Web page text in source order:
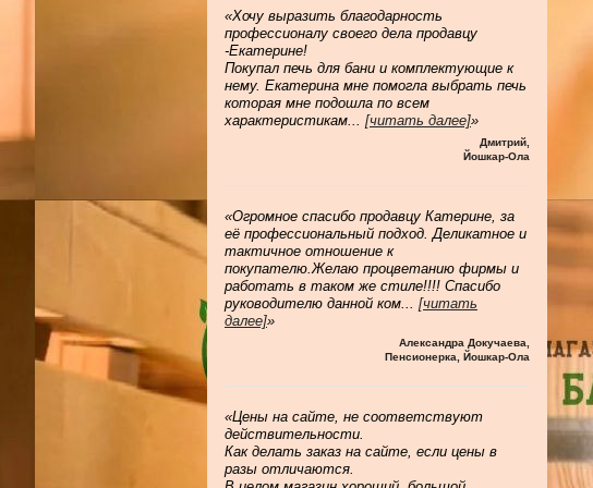
«Хочу выразить благодарность
профессионалу своего дела продавцу
-Екатерине!
Покупал печь для бани и комплектующие к
нему. Екатерина мне помогла выбрать печь
которая мне подошла по всем
характеристикам
[читать далее]»
Дмитрий
Йошкар-Ола
«Огромное спасибо продавцу Катерине, за
её профессиональный подход. Деликатное и
тактичное отношение к
покупателю.Желаю процветанию фирмы и
работать в таком же стиле!!!! Спасибо
руководителю данной ком
[читать
далее]»
Александра Докучаева
Пенсионерка, Йошкар-Ола
«Цены на сайте, не соответствуют
действительности.
Как делать заказ на сайте, если цены в
разы отличаются.